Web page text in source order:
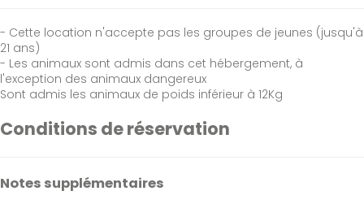
- Cette location n'accepte pas les groupes de jeunes (jusqu'à
21 ans)
- Les animaux sont admis dans cet hébergement, à
l'exception des animaux dangereux
Sont admis les animaux de poids inférieur à 12Kg
Conditions de réservation
Notes supplémentaires